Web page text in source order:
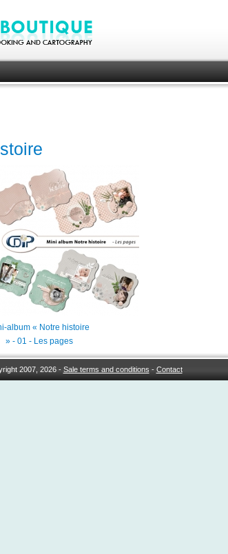
album « Notre histoire
» - 01 - Les pages
2007, 2026 - Sale terms and conditions - Contact